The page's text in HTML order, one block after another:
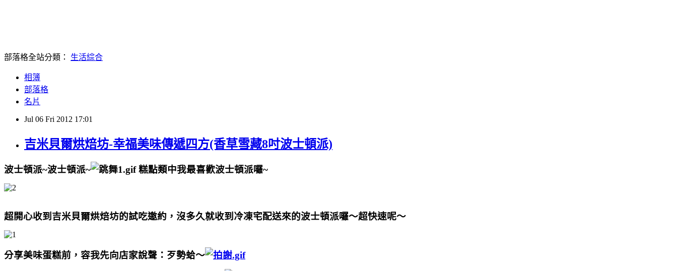
部落格全站分類： 生活綜合
相簿
部落格
名片
Jul 06 Fri 2012 17:01
吉米貝爾烘焙坊-幸福美味傳遞四方(香草雪藏8吋波士頓派)
波士頓派~波士頓派~ 糕點類中我最喜歡波士頓派囉~
超開心收到吉米貝爾烘焙坊的試吃邀約，沒多久就收到冷凍宅配送來的波士頓派囉～超快速呢～
分享美味蛋糕前，容我先向店家說聲：歹勢蛤～